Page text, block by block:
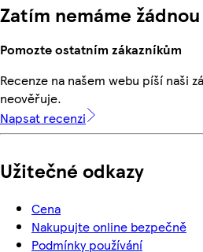
Zatím nemáme
Pomozte ostatním zákazníkům
Recenze na našem webu píší naši
neověřuje.
Napsat recenzi
Užitečné odkazy
Cena
Nakupujte online bezpečně
Podmínky používání